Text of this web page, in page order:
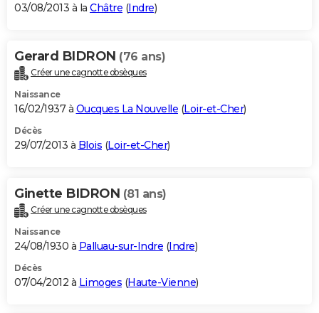
03/08/2013 à la Châtre (Indre)
Gerard BIDRON (76 ans)
Créer une cagnotte obsèques
Naissance
16/02/1937 à Oucques La Nouvelle (Loir-et-Cher)
Décès
29/07/2013 à Blois (Loir-et-Cher)
Ginette BIDRON (81 ans)
Créer une cagnotte obsèques
Naissance
24/08/1930 à Palluau-sur-Indre (Indre)
Décès
07/04/2012 à Limoges (Haute-Vienne)